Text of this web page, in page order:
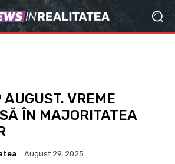
VREME
ÎN MAJORITATEA
August 29, 2025